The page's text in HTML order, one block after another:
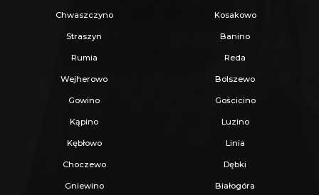
Działka dostępna od zaraz !
Cena do negocjacji !
W razie pytań zachęcam do kontaktu
telefonicznego i na prezentację działki !
Chwaszczyno Kosakowo
Straszyn Banino
Rumia Reda
Wejherowo Bolszewo
Gowino Gościcino
Kąpino Luzino
Kębłowo Linia
Choczewo Dębki
Gniewino Białogóra